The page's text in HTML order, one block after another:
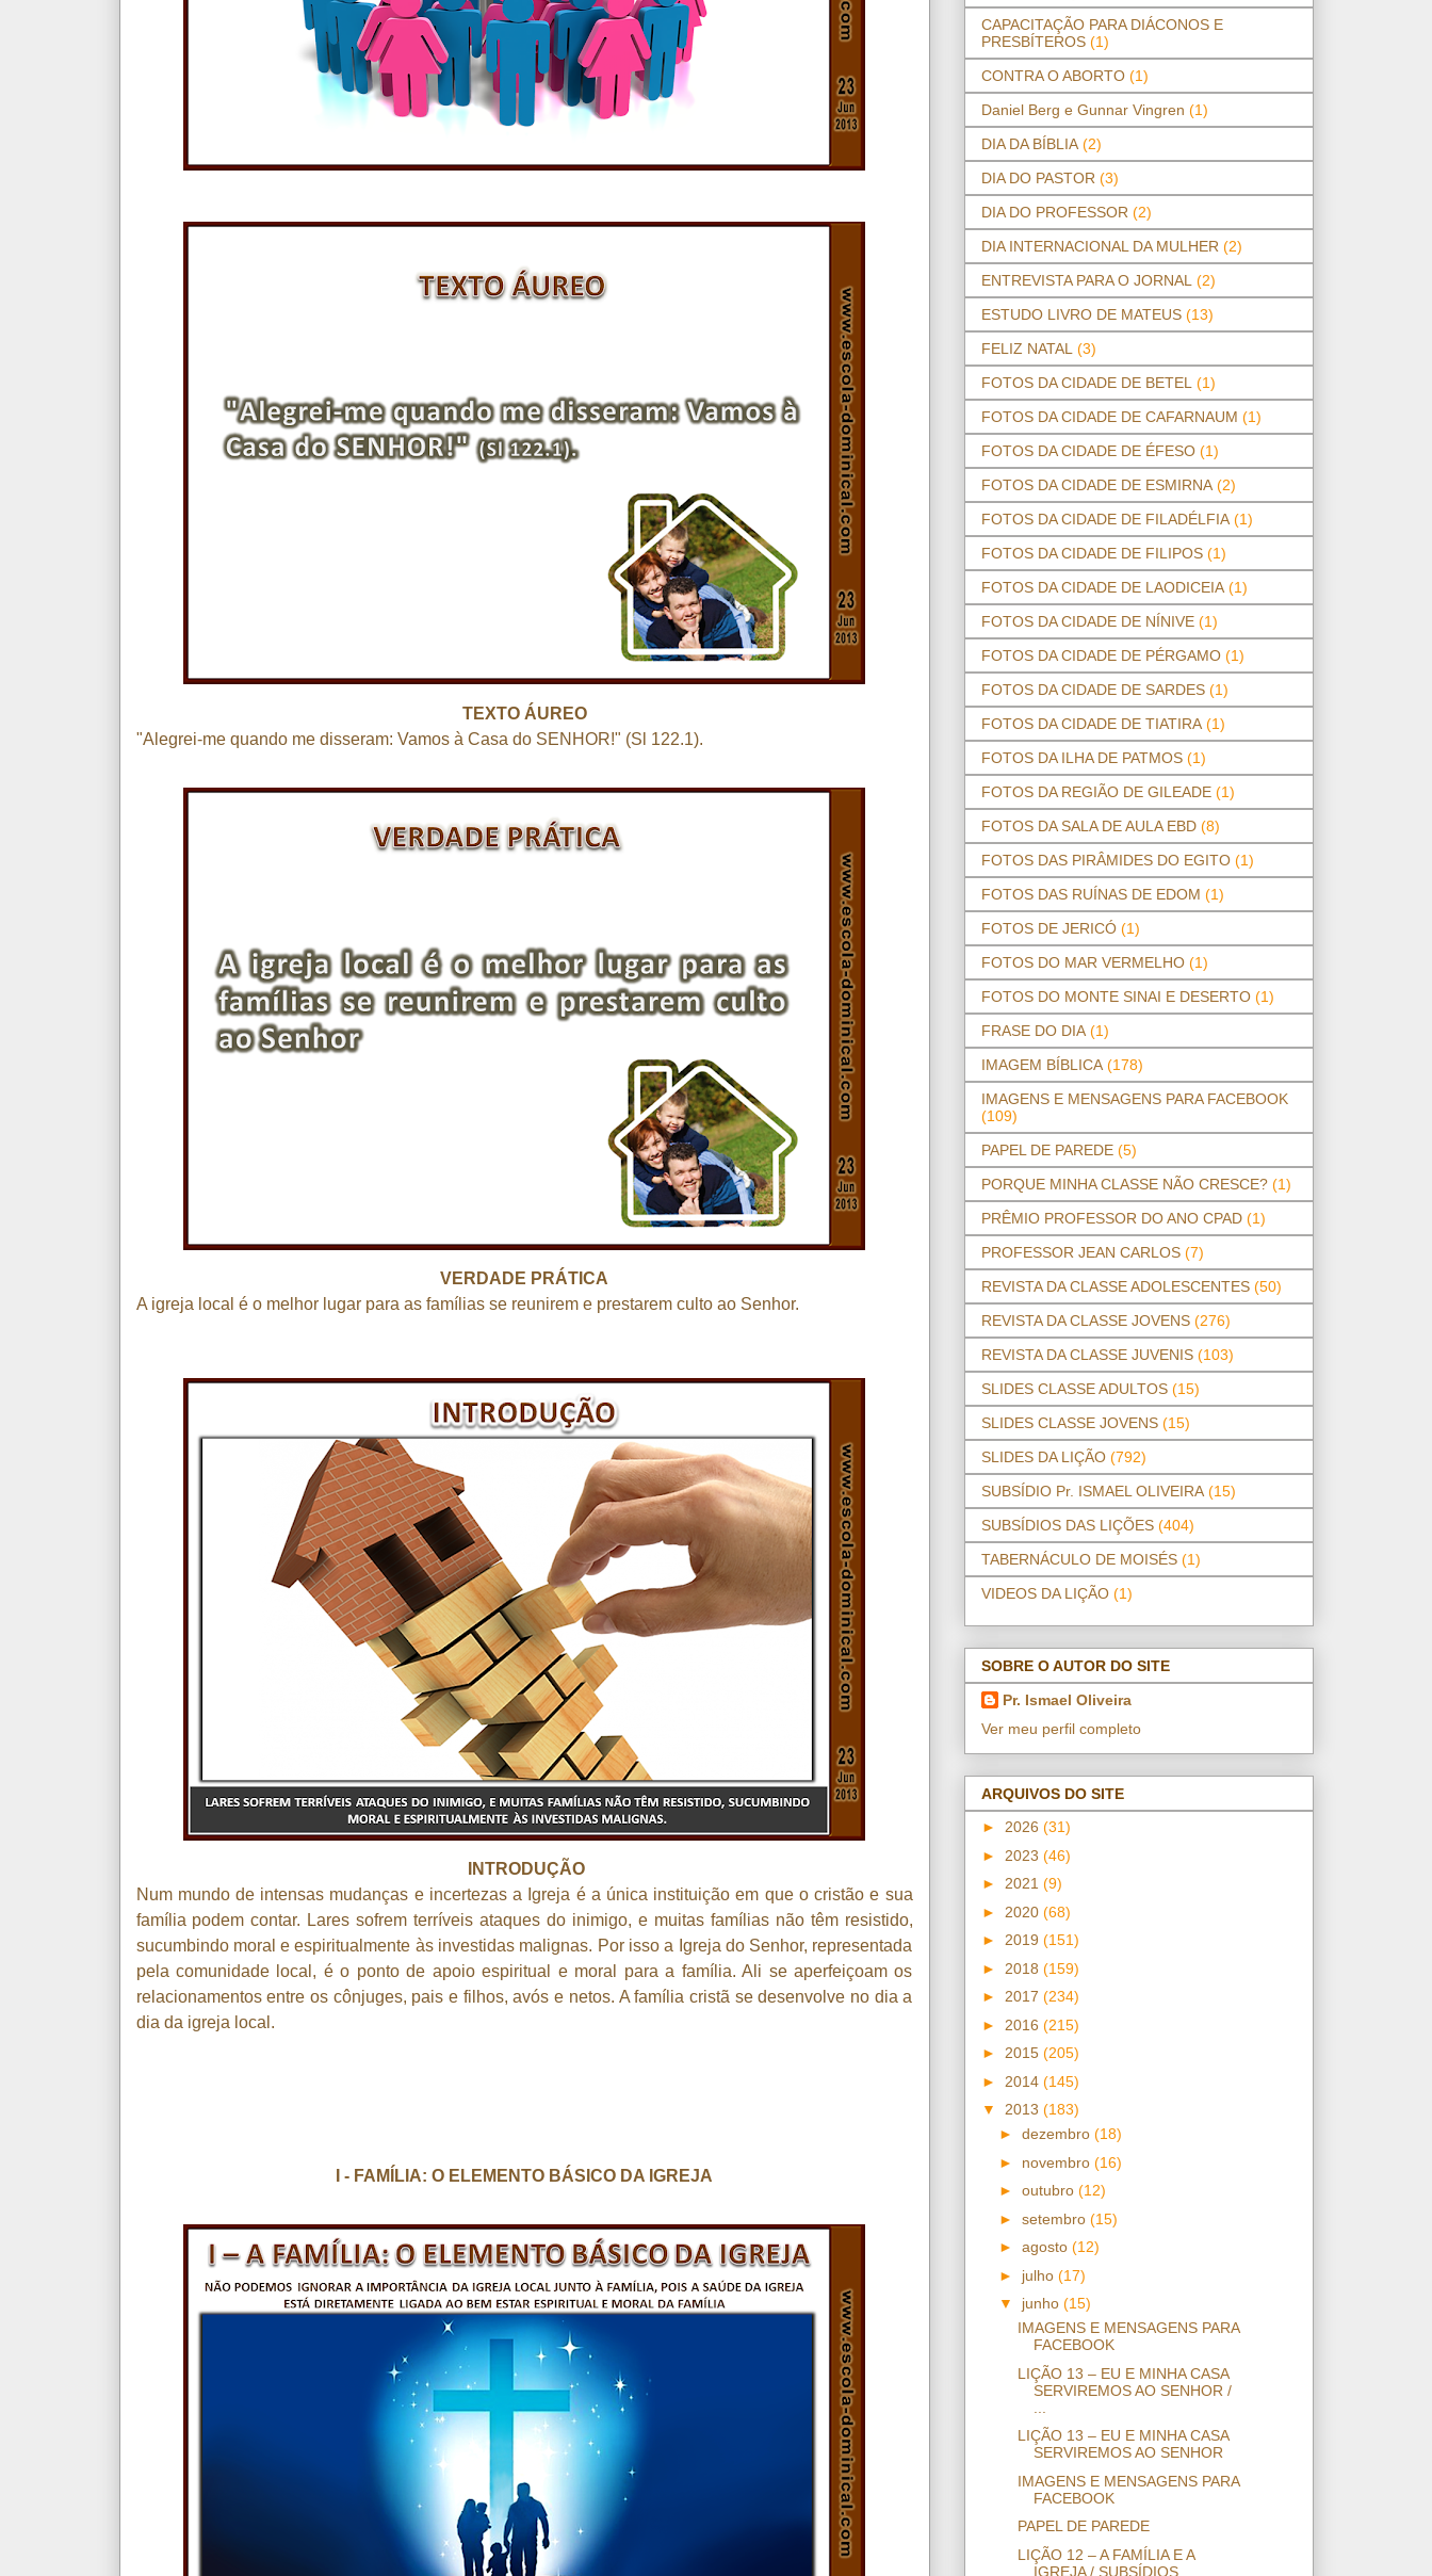
TEXTO ÁUREO
"Alegrei-me quando me disseram: Vamos à Casa do SENHOR!" (Sl 122.1).
VERDADE PRÁTICA
A igreja local é o melhor lugar para as famílias se reunirem e prestarem culto ao Senhor.
INTRODUÇÃO
Num mundo de intensas mudanças e incertezas a Igreja é a única instituição em que o cristão e sua
família podem contar. Lares sofrem terríveis ataques do inimigo, e muitas famílias não têm resistido,
sucumbindo moral e espiritualmente às investidas malignas. Por isso a Igreja do Senhor, representada
pela comunidade local, é o ponto de apoio espiritual e moral para a família. Ali se aperfeiçoam os
relacionamentos entre os cônjuges, pais e filhos, avós e netos. A família cristã se desenvolve no dia a
dia da igreja local.
I - FAMÍLIA: O ELEMENTO BÁSICO DA IGREJA
CAPACITAÇÃO PARA DIÁCONOS E
PRESBÍTEROS (1)
CONTRA O ABORTO (1)
Daniel Berg e Gunnar Vingren (1)
DIA DA BÍBLIA (2)
DIA DO PASTOR (3)
DIA DO PROFESSOR (2)
DIA INTERNACIONAL DA MULHER (2)
ENTREVISTA PARA O JORNAL (2)
ESTUDO LIVRO DE MATEUS (13)
FELIZ NATAL (3)
FOTOS DA CIDADE DE BETEL (1)
FOTOS DA CIDADE DE CAFARNAUM (1)
FOTOS DA CIDADE DE ÉFESO (1)
FOTOS DA CIDADE DE ESMIRNA (2)
FOTOS DA CIDADE DE FILADÉLFIA (1)
FOTOS DA CIDADE DE FILIPOS (1)
FOTOS DA CIDADE DE LAODICEIA (1)
FOTOS DA CIDADE DE NÍNIVE (1)
FOTOS DA CIDADE DE PÉRGAMO (1)
FOTOS DA CIDADE DE SARDES (1)
FOTOS DA CIDADE DE TIATIRA (1)
FOTOS DA ILHA DE PATMOS (1)
FOTOS DA REGIÃO DE GILEADE (1)
FOTOS DA SALA DE AULA EBD (8)
FOTOS DAS PIRÂMIDES DO EGITO (1)
FOTOS DAS RUÍNAS DE EDOM (1)
FOTOS DE JERICÓ (1)
FOTOS DO MAR VERMELHO (1)
FOTOS DO MONTE SINAI E DESERTO (1)
FRASE DO DIA (1)
IMAGEM BÍBLICA (178)
IMAGENS E MENSAGENS PARA FACEBOOK
(109)
PAPEL DE PAREDE (5)
PORQUE MINHA CLASSE NÃO CRESCE? (1)
PRÊMIO PROFESSOR DO ANO CPAD (1)
PROFESSOR JEAN CARLOS (7)
REVISTA DA CLASSE ADOLESCENTES (50)
REVISTA DA CLASSE JOVENS (276)
REVISTA DA CLASSE JUVENIS (103)
SLIDES CLASSE ADULTOS (15)
SLIDES CLASSE JOVENS (15)
SLIDES DA LIÇÃO (792)
SUBSÍDIO Pr. ISMAEL OLIVEIRA (15)
SUBSÍDIOS DAS LIÇÕES (404)
TABERNÁCULO DE MOISÉS (1)
VIDEOS DA LIÇÃO (1)
SOBRE O AUTOR DO SITE
Pr. Ismael Oliveira
Ver meu perfil completo
ARQUIVOS DO SITE
► 2026 (31)
► 2023 (46)
► 2021 (9)
► 2020 (68)
► 2019 (151)
► 2018 (159)
► 2017 (234)
► 2016 (215)
► 2015 (205)
► 2014 (145)
▼ 2013 (183)
►dezembro(18)
► novembro(16)
►outubro(12)
►setembro(15)
►agosto(12)
► julho(17)
▼ junho(15)
IMAGENS E MENSAGENS PARA
FACEBOOK
LIÇÃO 13 – EU E MINHA CASA
SERVIREMOS AO SENHOR /
LIÇÃO 13 – EU E MINHA CASA
SERVIREMOS AO SENHOR
IMAGENS E MENSAGENS PARA
FACEBOOK
PAPEL DE PAREDE
LIÇÃO 12 – A FAMÍLIA E A
IGREJA / SUBSÍDIOS